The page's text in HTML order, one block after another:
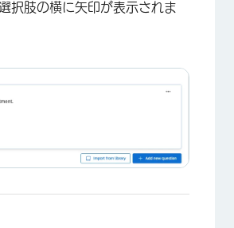
×
×
択肢の横に矢印が表示されま